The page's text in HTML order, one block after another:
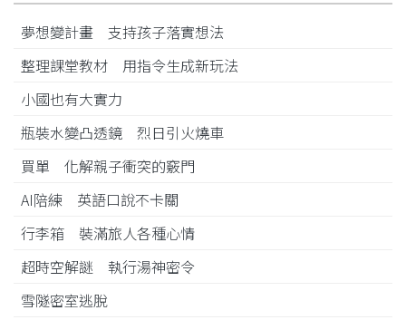
夢想變計畫 支持孩子落實想法
整理課堂教材 用指令生成新玩法
小國也有大實力
瓶裝水變凸透鏡 烈日引火燒車
買單 化解親子衝突的竅門
AI陪練 英語口說不卡關
行李箱 裝滿旅人各種心情
超時空解謎 執行湯神密令
雪隧密室逃脫